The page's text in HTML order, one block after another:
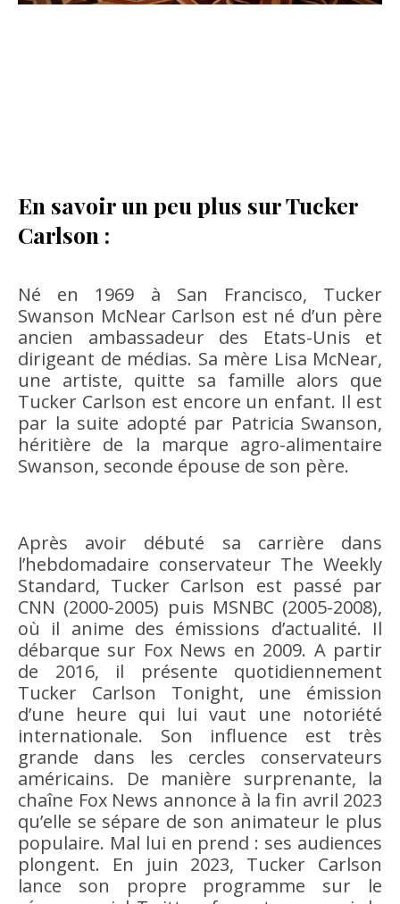
En savoir un peu plus sur Tucker
Carlson :
Né en 1969 à San Francisco, Tucker
Swanson McNear Carlson est né d’un père
ancien ambassadeur des Etats-Unis et
dirigeant de médias. Sa mère Lisa McNear,
une artiste, quitte sa famille alors que
Tucker Carlson est encore un enfant. Il est
par la suite adopté par Patricia Swanson,
héritière de la marque agro-alimentaire
Swanson, seconde épouse de son père.
Après avoir débuté sa carrière dans
l’hebdomadaire conservateur The Weekly
Standard, Tucker Carlson est passé par
CNN (2000-2005) puis MSNBC (2005-2008),
où il anime des émissions d’actualité. Il
débarque sur Fox News en 2009. A partir
de 2016, il présente quotidiennement
Tucker Carlson Tonight, une émission
d’une heure qui lui vaut une notoriété
internationale. Son influence est très
grande dans les cercles conservateurs
américains. De manière surprenante, la
chaîne Fox News annonce à la fin avril 2023
qu’elle se sépare de son animateur le plus
populaire. Mal lui en prend : ses audiences
plongent. En juin 2023, Tucker Carlson
lance son propre programme sur le